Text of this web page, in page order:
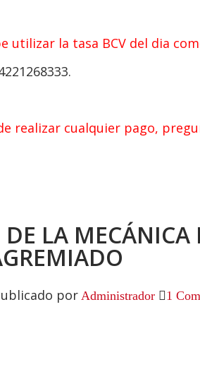
utilizar la tasa BCV del dia
realizar cualquier pago,
DE LA
por Administrador 1